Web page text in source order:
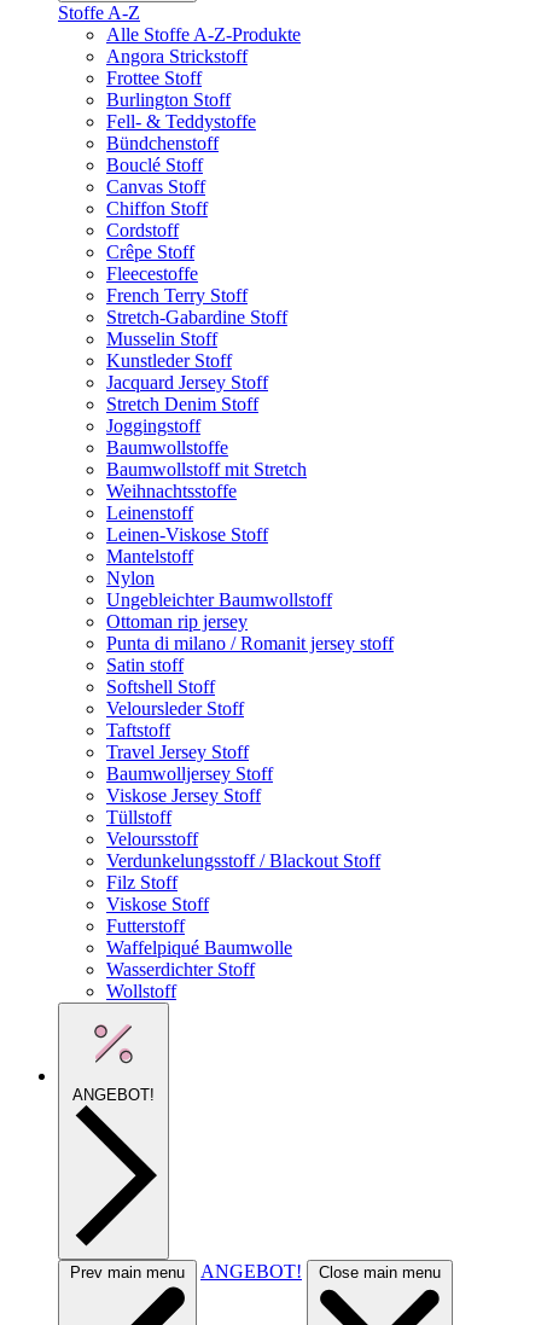
Stoffe A-Z
Alle Stoffe A-Z-Produkte
Angora Strickstoff
Frottee Stoff
Burlington Stoff
Fell- & Teddystoffe
Bündchenstoff
Bouclé Stoff
Canvas Stoff
Chiffon Stoff
Cordstoff
Crêpe Stoff
Fleecestoffe
French Terry Stoff
Stretch-Gabardine Stoff
Musselin Stoff
Kunstleder Stoff
Jacquard Jersey Stoff
Stretch Denim Stoff
Joggingstoff
Baumwollstoffe
Baumwollstoff mit Stretch
Weihnachtsstoffe
Leinenstoff
Leinen-Viskose Stoff
Mantelstoff
Nylon
Ungebleichter Baumwollstoff
Ottoman rip jersey
Punta di milano / Romanit jersey stoff
Satin stoff
Softshell Stoff
Veloursleder Stoff
Taftstoff
Travel Jersey Stoff
Baumwolljersey Stoff
Viskose Jersey Stoff
Tüllstoff
Veloursstoff
Verdunkelungsstoff / Blackout Stoff
Filz Stoff
Viskose Stoff
Futterstoff
Waffelpiqué Baumwolle
Wasserdichter Stoff
Wollstoff
ANGEBOT!
Prev main menu ANGEBOT! Close main menu